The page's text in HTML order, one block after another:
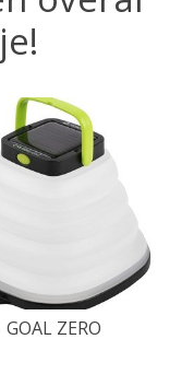
GOAL ZERO